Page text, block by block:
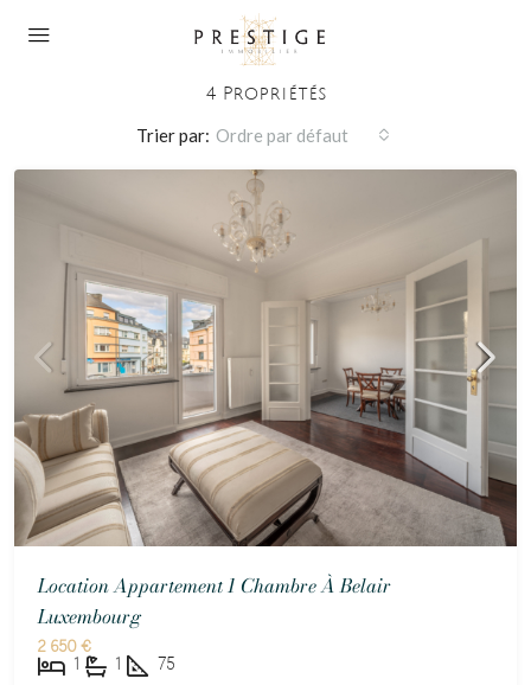
Terrasse Couverte
4 Propriétés
Trier par: Ordre par défaut
Location Appartement 1 Chambre À Belair
Luxembourg
2 650 €
1 1 75